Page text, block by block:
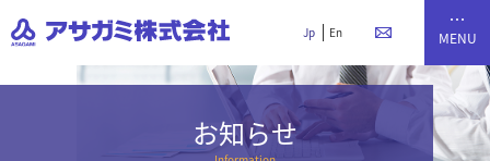
Jp En
お知らせ